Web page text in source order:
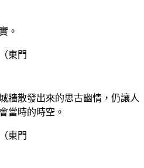
。
牆散發出來的思古幽情，仍讓人
當時的時空。